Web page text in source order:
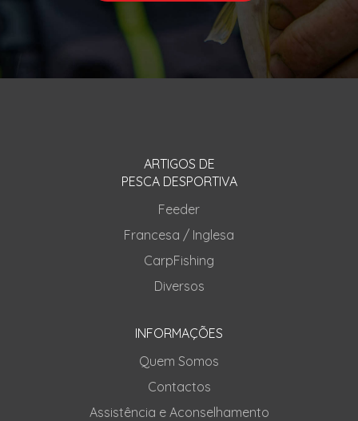
ARTIGOS DE
PESCA DESPORTIVA
Feeder
Francesa / Inglesa
CarpFishing
Diversos
INFORMAÇÕES
Quem Somos
Contactos
Assistência e Aconselhamento